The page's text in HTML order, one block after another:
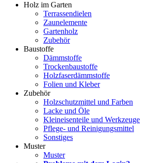
Holz im Garten
Terrassendielen
Zaunelemente
Gartenholz
Zubehör
Baustoffe
Dämmstoffe
Trockenbaustoffe
Holzfaserdämmstoffe
Folien und Kleber
Zubehör
Holzschutzmittel und Farben
Lacke und Öle
Kleineisenteile und Werkzeuge
Pflege- und Reinigungsmittel
Sonstiges
Muster
Muster